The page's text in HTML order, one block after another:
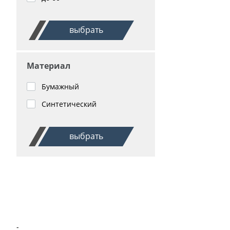
выбрать
Материал
Бумажный
Синтетический
выбрать
-